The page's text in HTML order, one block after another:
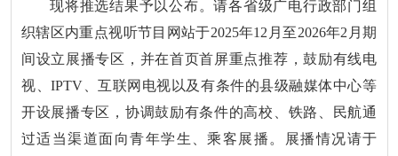
现将推选结果予以公布。请各省级广电行政部门组
织辖区内重点视听节目网站于2025年12月至2026年2月期
间设立展播专区，并在首页首屏重点推荐，鼓励有线电
视、IPTV、互联网电视以及有条件的县级融媒体中心等
开设展播专区，协调鼓励有条件的高校、铁路、民航通
过适当渠道面向青年学生、乘客展播。展播情况请于